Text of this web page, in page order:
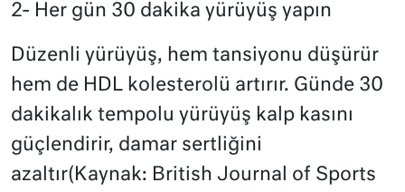
2- Her gün 30 dakika yürüyüş yapın
Düzenli yürüyüş, hem tansiyonu düşürür
hem de HDL kolesterolü artırır. Günde 30
dakikalık tempolu yürüyüş kalp kasını
güçlendirir, damar sertliğini
azaltır(Kaynak: British Journal of Sports